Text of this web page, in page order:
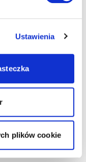
Ustawienia
plików cookie